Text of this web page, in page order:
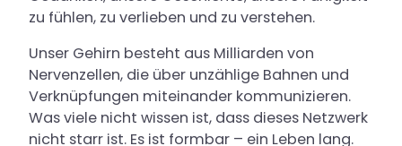
zu fühlen, zu verlieben und zu verstehen.
Unser Gehirn besteht aus Milliarden von
Nervenzellen, die über unzählige Bahnen und
Verknüpfungen miteinander kommunizieren.
Was viele nicht wissen ist, dass dieses Netzwerk
nicht starr ist. Es ist formbar – ein Leben lang.